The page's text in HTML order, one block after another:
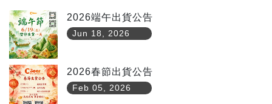
2026端午出貨公告
Jun 18, 2026
2026春節出貨公告
Feb 05, 2026